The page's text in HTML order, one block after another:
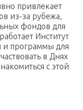
привлекает
из-за рубежа,
фондов для
Институт
и программы для
в Днях
с этой